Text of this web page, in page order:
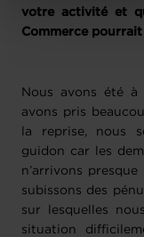
protection des
votre activité et
Commerce
Nous avons été
avons pris
la reprise, nous
guidon car les
n’arrivons
subissons des
sur lesquelles
situation